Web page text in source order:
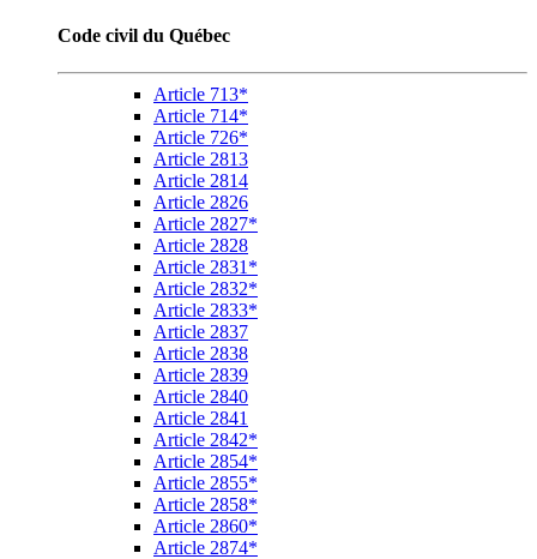
Code civil du Québec
Article 713*
Article 714*
Article 726*
Article 2813
Article 2814
Article 2826
Article 2827*
Article 2828
Article 2831*
Article 2832*
Article 2833*
Article 2837
Article 2838
Article 2839
Article 2840
Article 2841
Article 2842*
Article 2854*
Article 2855*
Article 2858*
Article 2860*
Article 2874*